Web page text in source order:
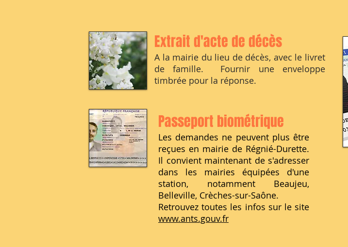
Extrait d'acte de décès
A la mairie du lieu de décès, avec le livret
de famille. Fournir une enveloppe
timbrée pour la réponse.
Passeport biométrique
Les demandes ne peuvent plus être
reçues en mairie de Régnié-Durette.
Il convient maintenant de s'adresser
dans les mairies équipées d'une
station, notamment Beaujeu,
Belleville, Crèches-sur-Saône.
Retrouvez toutes les infos sur le site
www.ants.gouv.fr